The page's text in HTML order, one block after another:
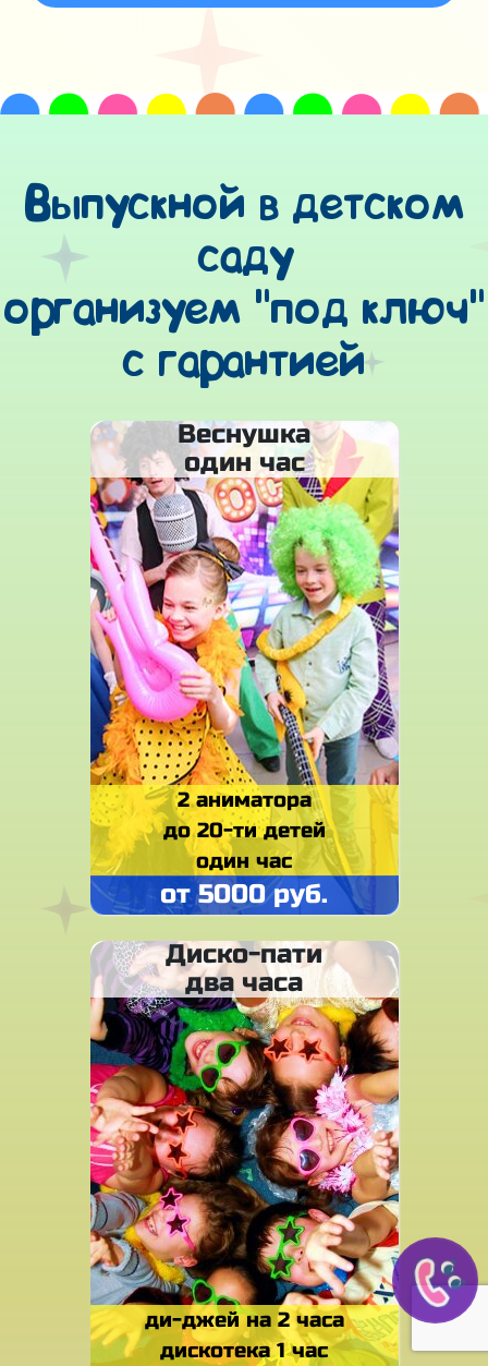
Выпускной в детском
саду
организуем "под ключ"
с гарантией
Веснушка
один час
2 аниматора
до 20-ти детей
один час
от 5000 руб.
Диско-пати
два часа
ди-джей на 2 часа
дискотека 1 час